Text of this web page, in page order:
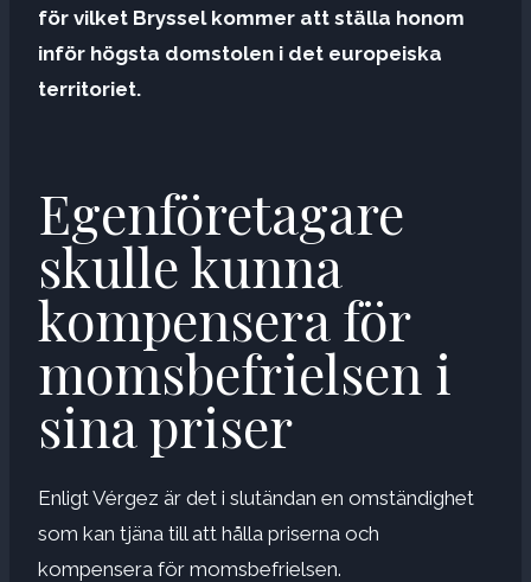
för vilket Bryssel kommer att ställa honom
inför högsta domstolen i det europeiska
territoriet.
Egenföretagare
skulle kunna
kompensera för
momsbefrielsen i
sina priser
Enligt Vérgez är det i slutändan en omständighet
som kan tjäna till att hålla priserna och
kompensera för momsbefrielsen.